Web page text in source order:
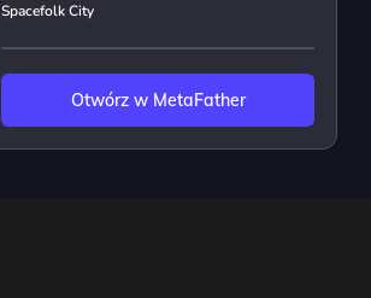
Spacefolk City
Otwórz w MetaFather